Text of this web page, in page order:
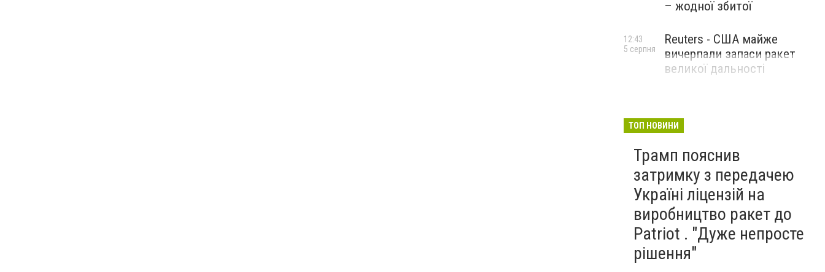
– жодної збитої
Reuters - США майже
вичерпали запаси ракет
великої дальності
12:43
5 серпня
ТОП НОВИНИ
Трамп пояснив
затримку з передачею
Україні ліцензій на
виробництво ракет до
Patriot . "Дуже непросте
рішення"